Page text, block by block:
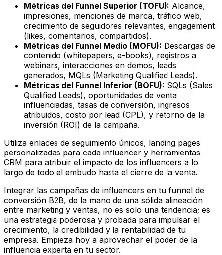
Métricas del Funnel Superior (TOFU): Alcance,
impresiones, menciones de marca, tráfico web,
crecimiento de seguidores relevantes, engagement
(likes, comentarios, compartidos).
Métricas del Funnel Medio (MOFU): Descargas de
contenido (whitepapers, e-books), registros a
webinars, interacciones en demos, leads
generados, MQLs (Marketing Qualified Leads).
Métricas del Funnel Inferior (BOFU): SQLs (Sales
Qualified Leads), oportunidades de venta
influenciadas, tasas de conversión, ingresos
atribuidos, costo por lead (CPL), y retorno de la
inversión (ROI) de la campaña.
Utiliza enlaces de seguimiento únicos, landing pages
personalizadas para cada influencer y herramientas
CRM para atribuir el impacto de los influencers a lo
largo de todo el embudo hasta el cierre de la venta.
Integrar las campañas de influencers en tu funnel de
conversión B2B, de la mano de una sólida alineación
entre marketing y ventas, no es solo una tendencia; es
una estrategia poderosa y probada para impulsar el
crecimiento, la credibilidad y la rentabilidad de tu
empresa. Empieza hoy a aprovechar el poder de la
influencia experta en tu sector.